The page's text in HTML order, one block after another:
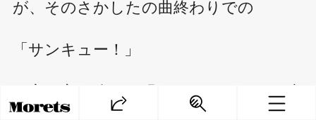
が、そのさかしたの曲終わりでの
「サンキュー！」
の言い方の強さが明らかにかつてとは違